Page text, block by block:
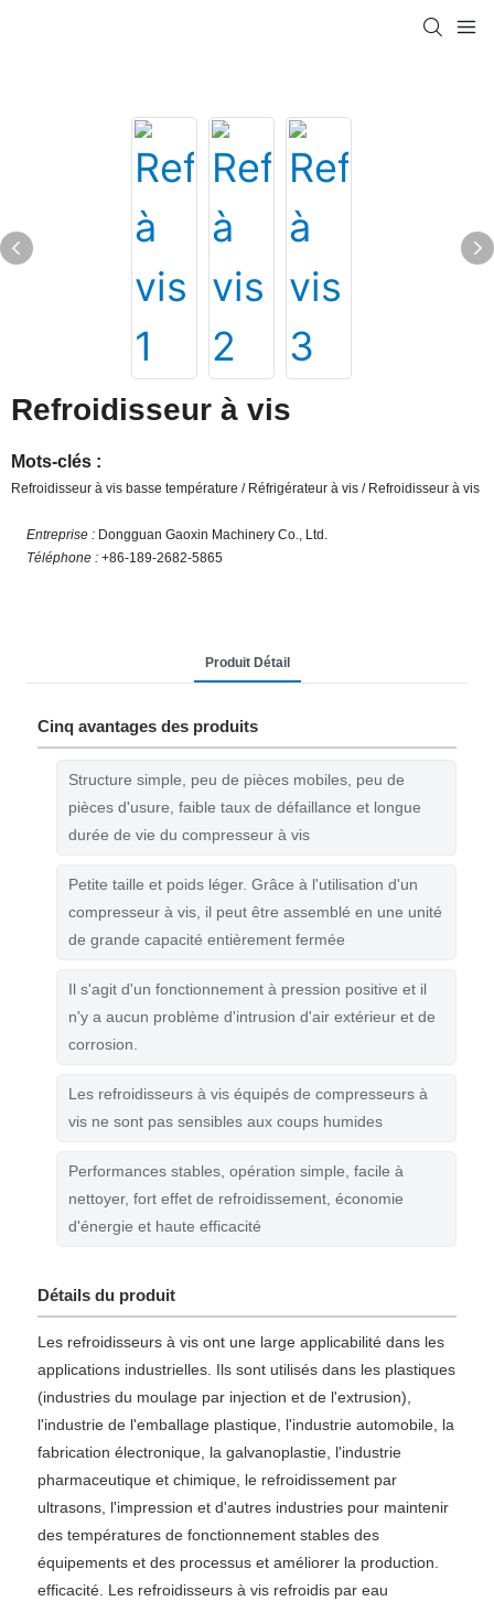
Refroidisseur à vis
Mots-clés :
Refroidisseur à vis basse température / Réfrigérateur à vis / Refroidisseur à vis
Entreprise : Dongguan Gaoxin Machinery Co., Ltd.
Téléphone :+86-189-2682-5865
Produit Détail
Cinq avantages des produits
Structure simple, peu de pièces mobiles, peu de
pièces d'usure, faible taux de défaillance et longue
durée de vie du compresseur à vis
Petite taille et poids léger. Grâce à l'utilisation d'un
compresseur à vis, il peut être assemblé en une unité
de grande capacité entièrement fermée
Il s'agit d'un fonctionnement à pression positive et il
n'y a aucun problème d'intrusion d'air extérieur et de
corrosion.
Les refroidisseurs à vis équipés de compresseurs à
vis ne sont pas sensibles aux coups humides
Performances stables, opération simple, facile à
nettoyer, fort effet de refroidissement, économie
d'énergie et haute efficacité
Détails du produit
Les refroidisseurs à vis ont une large applicabilité dans les
applications industrielles. Ils sont utilisés dans les plastiques
(industries du moulage par injection et de l'extrusion),
l'industrie de l'emballage plastique, l'industrie automobile, la
fabrication électronique, la galvanoplastie, l'industrie
pharmaceutique et chimique, le refroidissement par
ultrasons, l'impression et d'autres industries pour maintenir
des températures de fonctionnement stables des
équipements et des processus et améliorer la production.
efficacité. Les refroidisseurs à vis refroidis par eau